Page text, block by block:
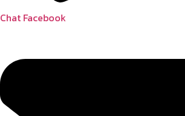
Chat Facebook